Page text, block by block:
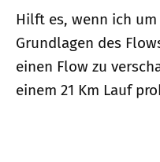
Hilft es, wenn ich
Grundlagen des
einen Flow zu
einem 21 Km Lauf